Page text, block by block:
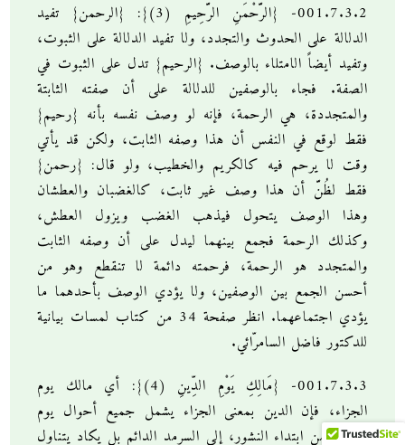
001.7.3.2- {الرَّحْمَنِ الرَّحِيمِ (3)}: {الرحمن} تفيد
الدلالة على الحدوث والتجدد، ولا تفيد الدلالة على الثبوت،
وتفيد أيضاً الامتلاء بالوصف. {الرحيم} تدل على الثبوت في
الصفة. فجاء بالوصفين للدلالة على أن صفته الثابتة
والمتجددة، هي الرحمة، فإنه لو وصف نفسه بأنه {رحيم}
فقط لوقع في النفس أن هذا وصفه الثابت، ولكن قد يأتي
وقت لا يرحم فيه كالكريم والخطيب، ولو قال: {رحمن}
فقط لظُنَّ أن هذا وصف غير ثابت، كالغضبان والعطشان
وهذا الوصف يتحول فيذهب الغضب ويزول العطش،
وكذلك الرحمة فجمع بينهما ليدل على أن وصفه الثابت
والمتجدد هو الرحمة، فرحمته دائمة لا تنقطع وهو من
أحسن الجمع بين الوصفين، ولا يؤدي الوصف بأحدهما ما
يؤدي اجتماعهما. انظر صفحة 34 من كتاب لمسات بيانية
للدكتور فاضل السامرّائي.
001.7.3.3- {مَالِكِ يَوْمِ الدِّينِ (4)}: أي مالك يوم
الجزاء، فإن الدين بمعنى الجزاء يشمل جميع أحوال يوم
القيامة من ابتداء النشور، إلى السرمد الدائم بل يكاد يتناول